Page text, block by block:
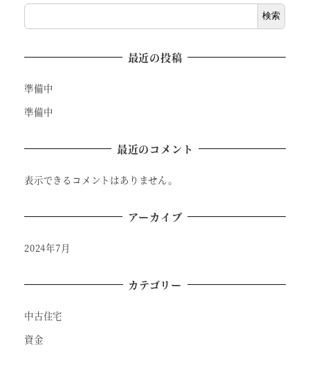
検索
最近の投稿
準備中
準備中
最近のコメント
表示できるコメントはありません。
アーカイブ
2024年7月
カテゴリー
中古住宅
資金